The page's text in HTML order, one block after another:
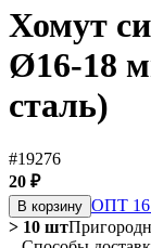
Хомут
Ø16-18
сталь)
#19276
20 ₽
В корзину ОПТ
> 10 шт